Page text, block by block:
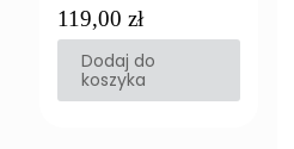
119,00 zł
Dodaj do
koszyka